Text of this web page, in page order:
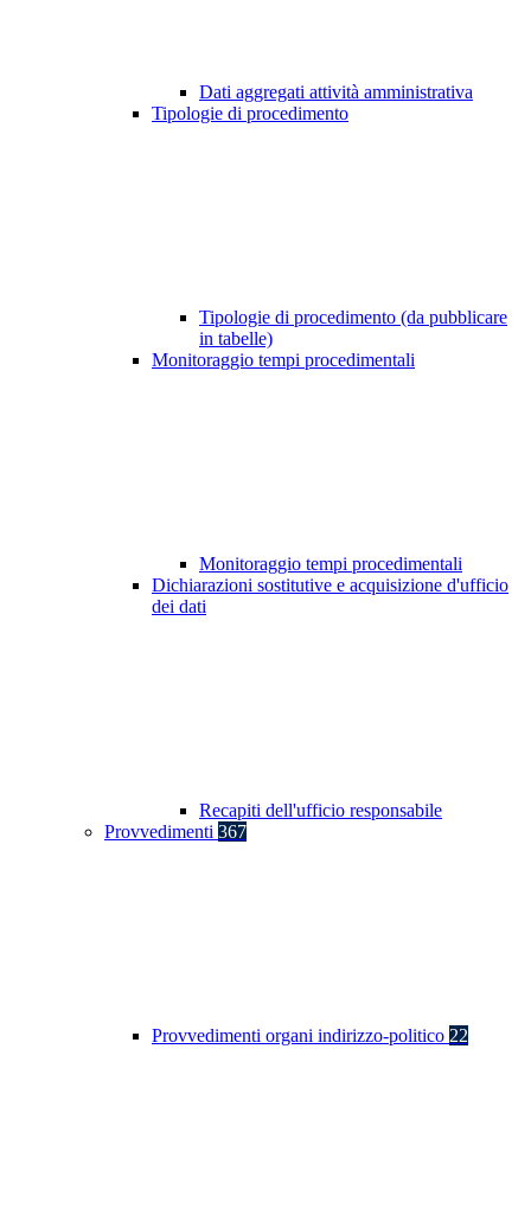
Dati aggregati attività amministrativa
Tipologie di procedimento
Tipologie di procedimento (da pubblicare
in tabelle)
Monitoraggio tempi procedimentali
Monitoraggio tempi procedimentali
Dichiarazioni sostitutive e acquisizione d'ufficio
dei dati
Recapiti dell'ufficio responsabile
Provvedimenti 367
Provvedimenti organi indirizzo-politico 22